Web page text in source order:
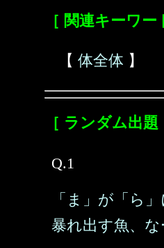
［ 関連キーワー
【 体全体 】
［ ランダム出題
Q.1
「ま」が「ら
暴れ出す魚、な